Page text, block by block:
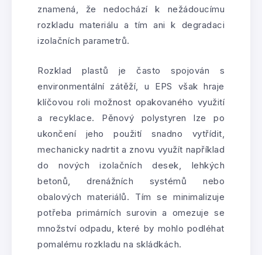
znamená, že nedochází k nežádoucímu
rozkladu materiálu a tím ani k degradaci
izolačních parametrů.
Rozklad plastů je často spojován s
environmentální zátěží, u EPS však hraje
klíčovou roli možnost opakovaného využití
a recyklace. Pěnový polystyren lze po
ukončení jeho použití snadno vytřídit,
mechanicky nadrtit a znovu využít například
do nových izolačních desek, lehkých
betonů, drenážních systémů nebo
obalových materiálů. Tím se minimalizuje
potřeba primárních surovin a omezuje se
množství odpadu, které by mohlo podléhat
pomalému rozkladu na skládkách.